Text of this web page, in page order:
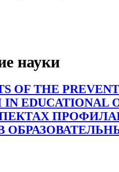
науки
OF THE
IN EDUCATIONAL